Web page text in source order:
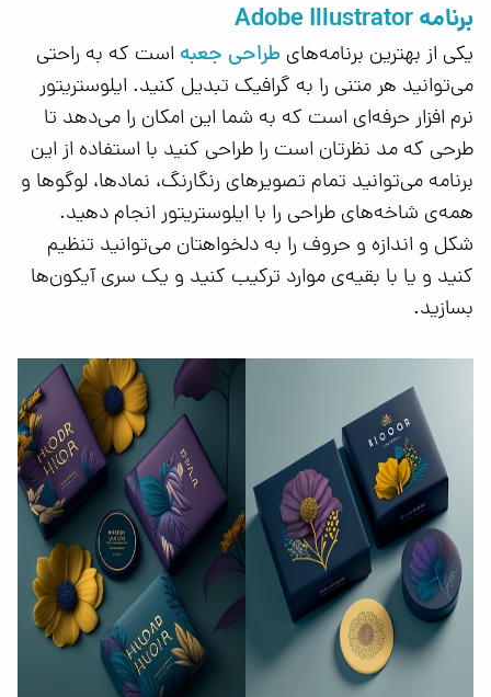
برنامه Adobe Illustrator
یکی از بهترین برنامه‌های طراحی جعبه است که به راحتی
می‌توانید هر متنی را به گرافیک تبدیل کنید. ایلوستریتور
نرم افزار حرفه‌ای است که به شما این امکان را می‌دهد تا
طرحی که مد نظرتان است را طراحی کنید با استفاده از این
برنامه می‌توانید تمام تصویر‌های رنگارنگ، نمادها، لوگوها و
همه‌ی شاخه‌های طراحی را با ایلوستریتور انجام دهید.
شکل و اندازه و حروف را به دلخواهتان می‌توانید تنظیم
کنید و یا با بقیه‌ی موارد ترکیب کنید و یک سری آیکون‌ها
بسازید.